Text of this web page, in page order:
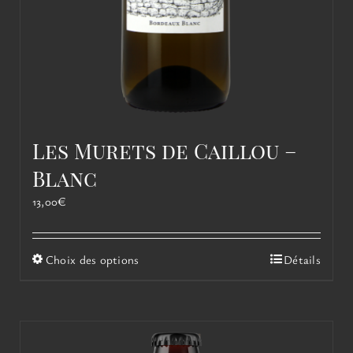
Les Murets de Caillou –
Blanc
13,00€
Choix des options
Les
Détails